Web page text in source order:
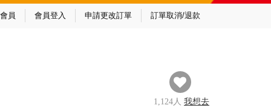
員 會員登入 申請更改訂單 訂單取消/退款
1,124人 我想去